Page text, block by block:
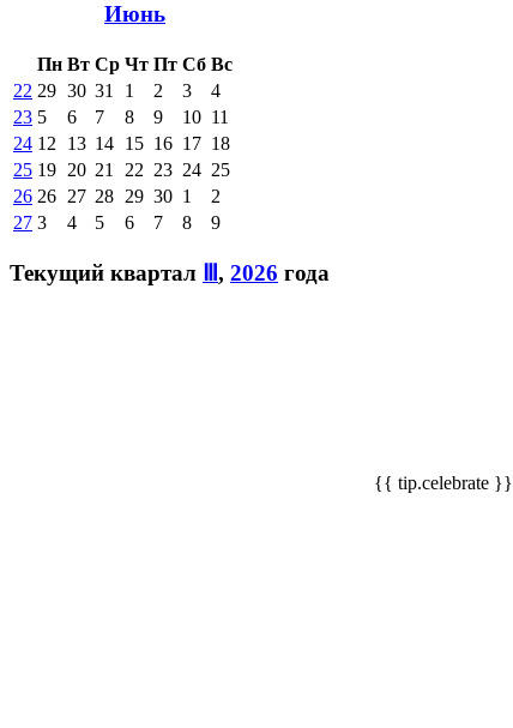
Июнь
Пн Вт Ср Чт Пт Сб Вс
22 29 30 31 1 2 3
4
23 5 6 7 8 9 10 11
24 12 13 14 15 16 17 18
25 19 20 21 22 23 24 25
26 26 27 28 29 30 1
2
27 3 4 5 6 7 8 9
Текущий квартал , 2026 года
{{ tip.celebrate }}